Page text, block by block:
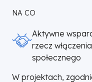
NA CO
Aktywne
rzecz włączenia
społecznego
W projektach,